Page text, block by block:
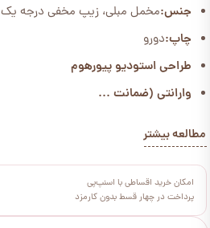
جنس:مخمل مبلی، زیپ مخفی درجه یک
چاپ:دورو
طراحی استودیو پیورهوم
وارانتی (ضمانت ...
مطالعه بیشتر
امکان خرید اقساطی با اسنپ‌پی
پرداخت در چهار قسط بدون کارمزد